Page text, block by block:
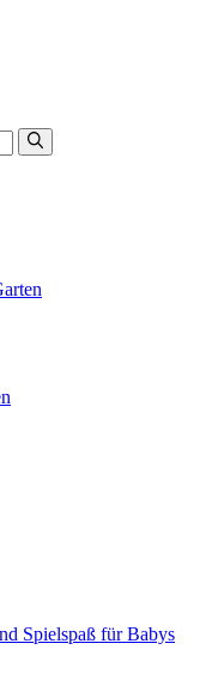
Spielspaß für Babys